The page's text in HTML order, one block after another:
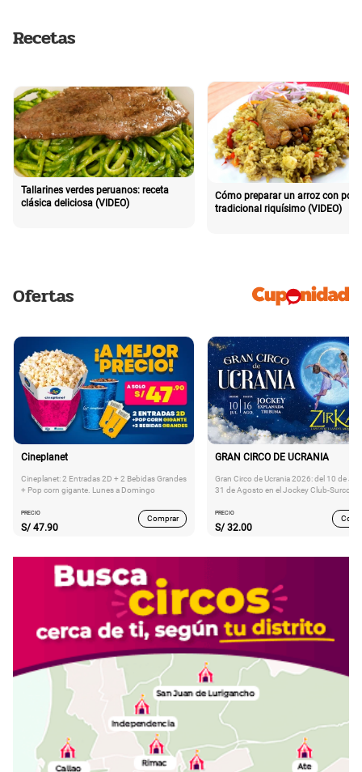
Recetas
Tallarines verdes peruanos: receta
clásica deliciosa (VIDEO)
Cómo preparar un arroz con pollo
tradicional riquísimo (VIDEO)
Ofertas
Cineplanet
Cineplanet: 2 Entradas 2D + 2 Bebidas Grandes
+ Pop corn gigante. Lunes a Domingo
PRECIO
S/ 47.90
Comprar
GRAN CIRCO DE UCRANIA
Gran Circo de Ucrania 2026: del 10 de
31 de Agosto en el Jockey Club-Surco
PRECIO
S/ 32.00